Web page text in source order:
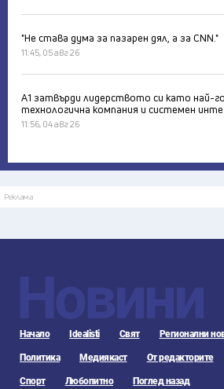
"Не става дума за пазарен дял, а за CNN."
11:45, 05 авг 26
А1 затвърди лидерството си като най-
технологична компания и системен
11:56, 04 авг 26
Реклама
Новини
Начало Idealisti Свят Регионални
Политика Медиякаст От редакторите
Спорт Любопитно Поглед назад